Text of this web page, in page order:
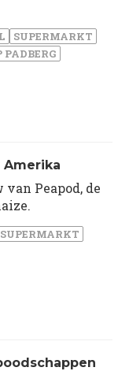
SUPERMARKT
Peapod, de
SUPERMARKT